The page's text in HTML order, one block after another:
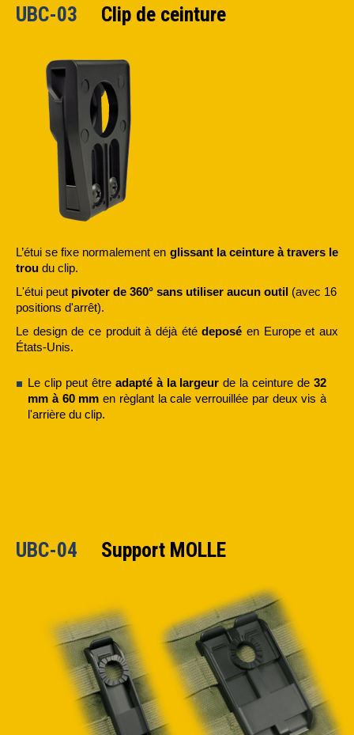
UBC-03 Clip de ceinture
L’étui se fixe normalement en glissant la ceinture à travers le
trou du clip.
L'étui peut pivoter de 360° sans utiliser aucun outil (avec 16
positions d'arrêt).
Le design de ce produit à déjà étédeposé en Europe et aux
États-Unis.
Le clip peut être adapté à la largeurde la ceinture de32
mm à 60 mm en règlant la cale verrouillée par deux vis à
l'arrière du clip.
UBC-04 Support MOLLE